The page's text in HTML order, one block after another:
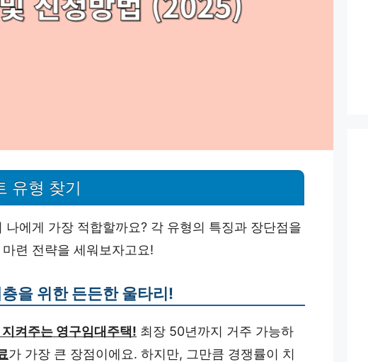
유형 찾기
에게 가장 적합할까요? 각 유형의 특징과 장단점을
련 전략을 세워보자고요!
을 위한 든든한 울타리!
켜주는 영구임대주택! 최장 50년까지 거주 가능하
가 가장 큰 장점이에요. 하지만, 그만큼 경쟁률이 치